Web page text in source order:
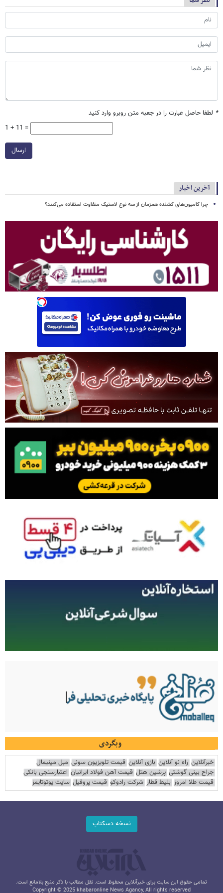
* لطفا حاصل عبارت را در جعبه متن روبرو وارد کنید
1 + 11 =
ارسال
آخرین اخبار
چرا کامیون‌های کشنده همزمان از سه نوع لاستیک متفاوت استفاده می‌کنند؟
وبگردی
خبرآنلاین راه نو آنلاین بازی آنلاین قیمت تلویزیون سونی مبل مینیمال
جراح بینی گوشتی پرشین هتل قیمت آهن فولاد ایرانیان اعتبارسنجی بانکی
قیمت طلا امروز بلیط قطار شرکت رادوکو قیمت پروفیل سایت یوتوتایمز
نسخه دسکتاپ
تمامی حقوق این سایت برای خبرآنلاین محفوظ است. نقل مطالب با ذکر منبع بلامانع است.
Copyright © 2025 khabaronline News Agancy, All rights reserved